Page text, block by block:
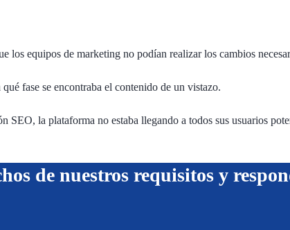
equipos de marketing no podían realizar los cambios
fase se encontraba el contenido de un vistazo.
la plataforma no estaba llegando a todos sus usuarios
de nuestros requisitos y